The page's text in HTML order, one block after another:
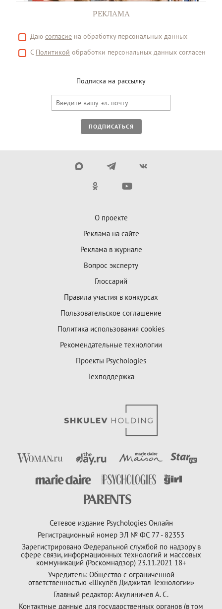
РЕКЛАМА
Даю согласие на обработку персональных данных
С Политикой обработки персональных данных согласен
Подписка на рассылку
ПОДПИСАТЬСЯ
О проекте
Реклама на сайте
Реклама в журнале
Вопрос эксперту
Глоссарий
Правила участия в конкурсах
Пользовательское соглашение
Политика использования cookies
Рекомендательные технологии
Проекты Psychologies
Техподдержка
Сетевое издание Psychologies Онлайн
Регистрационный номер ЭЛ № ФС 77 - 82353
Зарегистрировано Федеральной службой по надзору в
сфере связи, информационных технологий и массовых
коммуникаций (Роскомнадзор) 23.11.2021 18+
Учредитель: Общество с ограниченной
ответственностью «Шкулёв Диджитал Технологии»
Главный редактор: Акулиничев А. С.
Контактные данные для государственных органов (в том